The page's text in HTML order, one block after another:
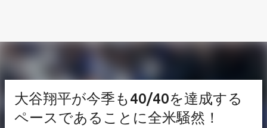
大谷翔平が今季も40/40を達成する
ペースであることに全米騒然！